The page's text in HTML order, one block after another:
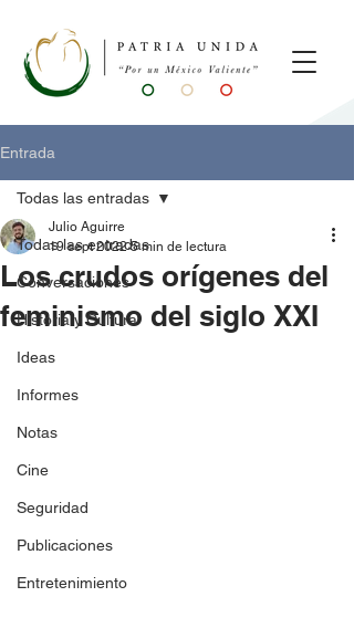
Entrada
Todas las entradas
Conversaciones
Historia y Cultura
Ideas
Informes
Notas
Cine
Seguridad
Publicaciones
Entretenimiento
Todas las entradas
Los crudos orígenes del
feminismo del siglo XXI
Julio Aguirre
19 sept 2022 5 min de lectura